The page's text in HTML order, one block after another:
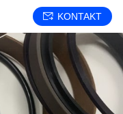
KONTAKT